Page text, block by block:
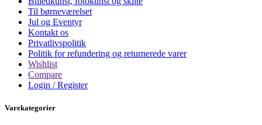
Til børneværelset
Jul og Eventyr
Kontakt os
Privatlivspolitik
Politik for refundering og returnerede varer
Wishlist
Compare
Login / Register
Varekategorier